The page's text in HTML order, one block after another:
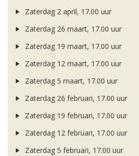
Zaterdag 2 april, 17.00 uur
Zaterdag 26 maart, 17.00 uur
Zaterdag 19 maart, 17.00 uur
Zaterdag 12 maart, 17.00 uur
Zaterdag 5 maart, 17.00 uur
Zaterdag 26 februari, 17.00 uur
Zaterdag 19 februari, 17.00 uur
Zaterdag 12 februari, 17.00 uur
Zaterdag 5 februari, 17.00 uur